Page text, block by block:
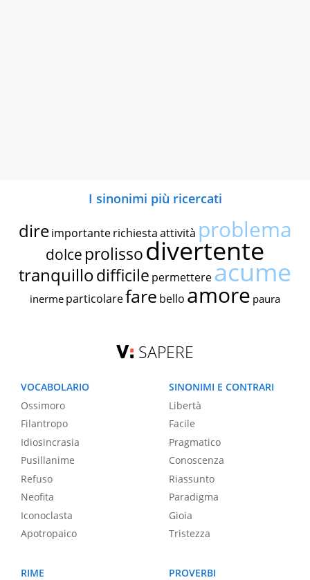
I sinonimi più ricercati
dire importante richiestaattività problema
dolce prolissodivertente
tranquillodifficile permettereacume
inerme particolarefare bello amore paura
SAPERE
VOCABOLARIO
Ossimoro
Filantropo
Idiosincrasia
Pusillanime
Refuso
Neofita
Iconoclasta
Apotropaico
SINONIMI E CONTRARI
Libertà
Facile
Pragmatico
Conoscenza
Riassunto
Paradigma
Gioia
Tristezza
RIME
PROVERBI